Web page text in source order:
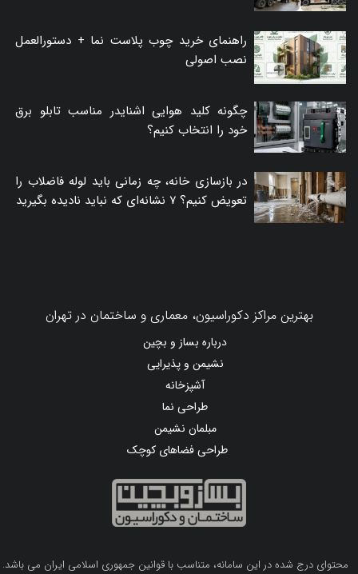
راهنمای خرید چوب پلاست نما + دستورالعمل
نصب اصولی
چگونه کلید هوایی اشنایدر مناسب تابلو برق
خود را انتخاب کنیم؟
در بازسازی خانه، چه زمانی باید لوله فاضلاب را
تعویض کنیم؟ ۷ نشانه‌ای که نباید نادیده بگیرید
بهترین مراکز دکوراسیون، معماری و ساختمان در تهران
درباره بساز و بچین
نشیمن و پذیرایی
آشپزخانه
طراحی نما
مبلمان نشیمن
طراحی فضاهای کوچک
محتوای درج شده در این سامانه، متناسب با قوانین جمهوری اسلامی ایران می باشد.